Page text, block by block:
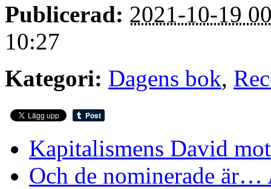
Publicerad: 2021-10-19
10:27
Kategori: Dagens bok,
Kapitalismens David
Och de nominerade är…